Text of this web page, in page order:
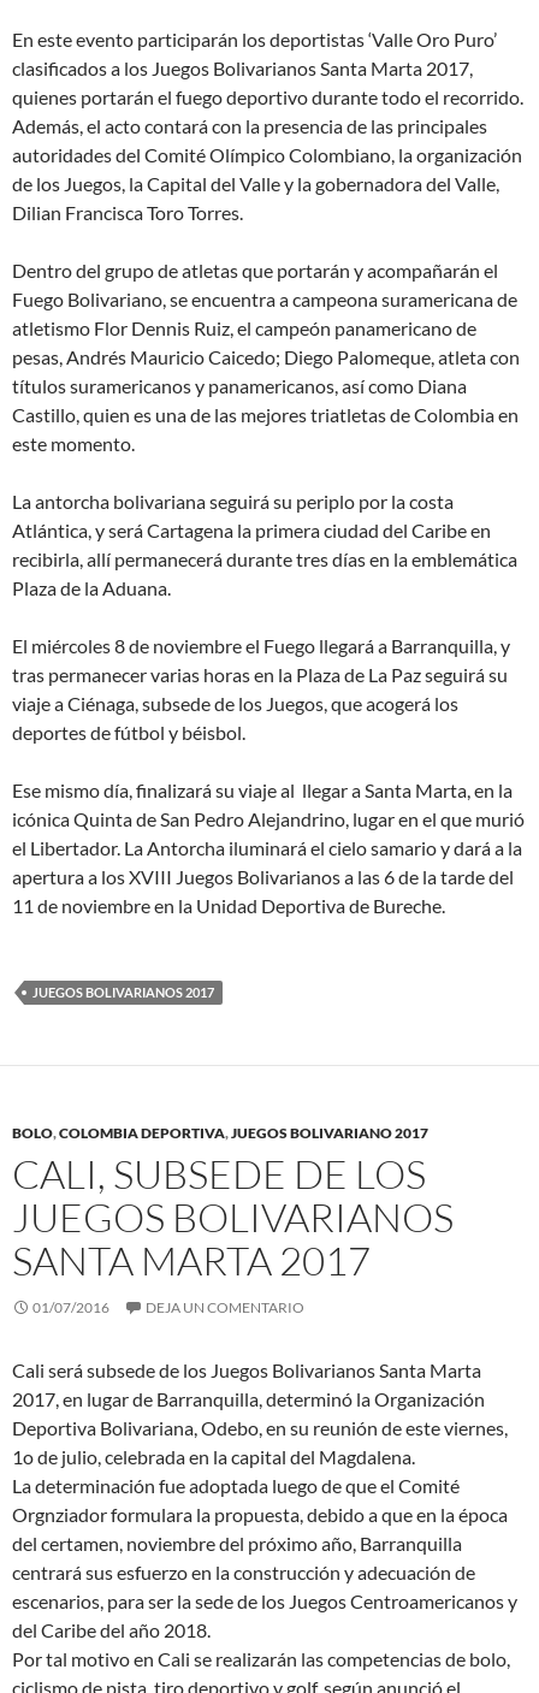
En este evento participarán los deportistas ‘Valle Oro Puro’
clasificados a los Juegos Bolivarianos Santa Marta 2017,
quienes portarán el fuego deportivo durante todo el recorrido.
Además, el acto contará con la presencia de las principales
autoridades del Comité Olímpico Colombiano, la organización
de los Juegos, la Capital del Valle y la gobernadora del Valle,
Dilian Francisca Toro Torres.
Dentro del grupo de atletas que portarán y acompañarán el
Fuego Bolivariano, se encuentra a campeona suramericana de
atletismo Flor Dennis Ruiz, el campeón panamericano de
pesas, Andrés Mauricio Caicedo; Diego Palomeque, atleta con
títulos suramericanos y panamericanos, así como Diana
Castillo, quien es una de las mejores triatletas de Colombia en
este momento.
La antorcha bolivariana seguirá su periplo por la costa
Atlántica, y será Cartagena la primera ciudad del Caribe en
recibirla, allí permanecerá durante tres días en la emblemática
Plaza de la Aduana.
El miércoles 8 de noviembre el Fuego llegará a Barranquilla, y
tras permanecer varias horas en la Plaza de La Paz seguirá su
viaje a Ciénaga, subsede de los Juegos, que acogerá los
deportes de fútbol y béisbol.
Ese mismo día, finalizará su viaje al llegar a Santa Marta, en la
icónica Quinta de San Pedro Alejandrino, lugar en el que murió
el Libertador. La Antorcha iluminará el cielo samario y dará a la
apertura a los XVIII Juegos Bolivarianos a las 6 de la tarde del
11 de noviembre en la Unidad Deportiva de Bureche.
JUEGOS BOLIVARIANOS 2017
BOLO,COLOMBIA DEPORTIVA,JUEGOS BOLIVARIANO 2017
CALI, SUBSEDE DE LOS
JUEGOS BOLIVARIANOS
SANTA MARTA 2017
01/07/2016 DEJA UN COMENTARIO
Cali será subsede de los Juegos Bolivarianos Santa Marta
2017, en lugar de Barranquilla, determinó la Organización
Deportiva Bolivariana, Odebo, en su reunión de este viernes,
1o de julio, celebrada en la capital del Magdalena.
La determinación fue adoptada luego de que el Comité
Orgnziador formulara la propuesta, debido a que en la época
del certamen, noviembre del próximo año, Barranquilla
centrará sus esfuerzo en la construcción y adecuación de
escenarios, para ser la sede de los Juegos Centroamericanos y
del Caribe del año 2018.
Por tal motivo en Cali se realizarán las competencias de bolo,
ciclismo de pista, tiro deportivo y golf, según anunció el